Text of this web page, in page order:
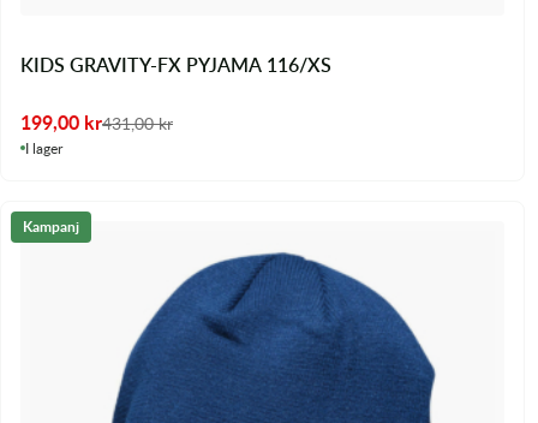
KIDS GRAVITY-FX PYJAMA 116/XS
199,00 kr431,00kr
I lager
Kampanj